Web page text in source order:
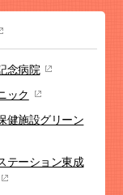
念病院
ック
健施設グリーン
テーション東成